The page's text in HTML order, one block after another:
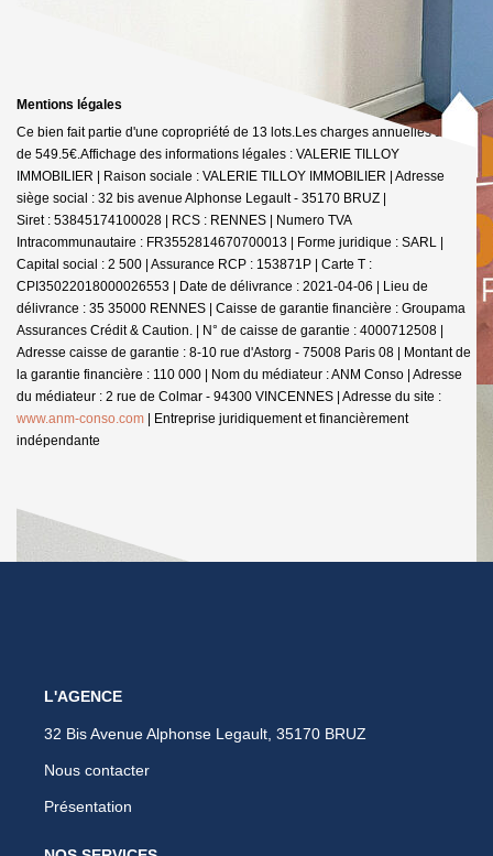
Mentions légales
Ce bien fait partie d'une copropriété de 13 lots.Les charges annuelles sont
de 549.5€.Affichage des informations légales : VALERIE TILLOY
IMMOBILIER | Raison sociale : VALERIE TILLOY IMMOBILIER | Adresse
siège social : 32 bis avenue Alphonse Legault - 35170 BRUZ |
Siret : 53845174100028 | RCS : RENNES | Numero TVA
Intracommunautaire : FR3552814670700013 | Forme juridique : SARL |
Capital social : 2 500 | Assurance RCP : 153871P | Carte T :
CPI35022018000026553 | Date de délivrance : 2021-04-06 | Lieu de
délivrance : 35 35000 RENNES | Caisse de garantie financière : Groupama
Assurances Crédit & Caution. | N° de caisse de garantie : 4000712508 |
Adresse caisse de garantie : 8-10 rue d'Astorg - 75008 Paris 08 | Montant de
la garantie financière : 110 000 | Nom du médiateur : ANM Conso | Adresse
du médiateur : 2 rue de Colmar - 94300 VINCENNES | Adresse du site :
www.anm-conso.com
Entreprise juridiquement et financièrement
indépendante
L'AGENCE
32 Bis Avenue Alphonse Legault, 35170 BRUZ
Nous contacter
Présentation